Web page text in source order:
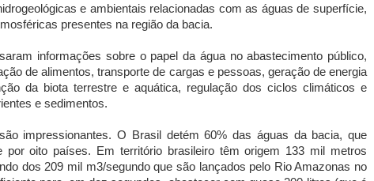
e ambientais relacionadas com as águas de superfície,
presentes na região da bacia.
informações sobre o papel da água no abastecimento público,
de alimentos, transporte de cargas e pessoas, geração de energia
da biota terrestre e aquática, regulação dos ciclos climáticos e
e sedimentos.
impressionantes. O Brasil detém 60% das águas da bacia, que
por oito países. Em território brasileiro têm origem 133 mil metros
dos 209 mil m3/segundo que são lançados pelo Rio Amazonas no